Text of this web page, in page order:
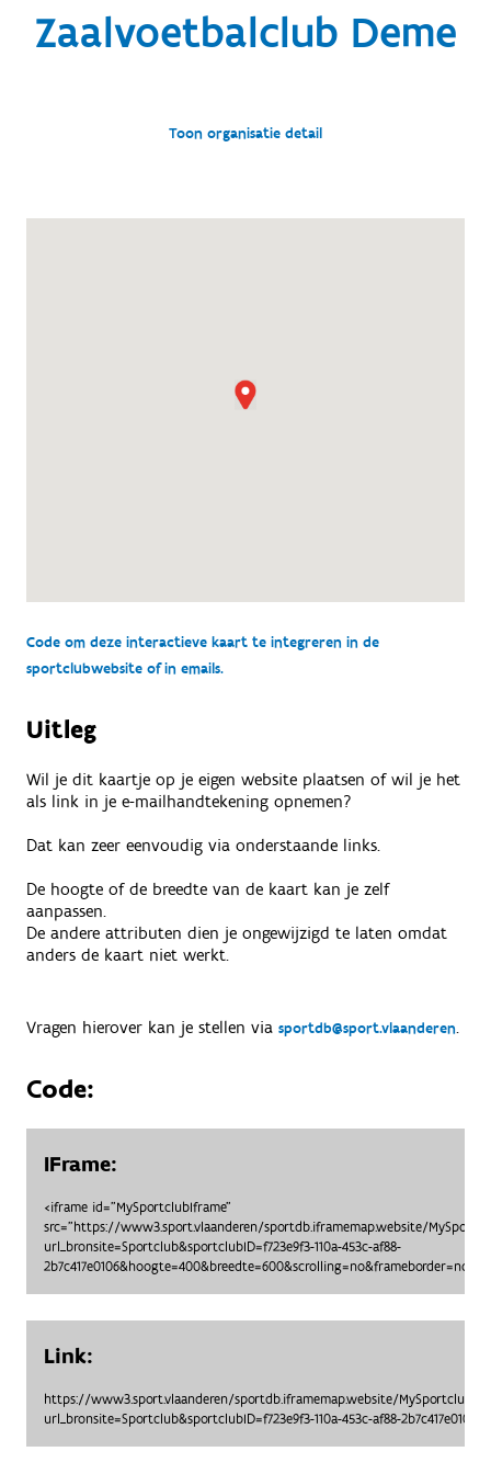
Zaalvoetbalclub Deme
Toon organisatie detail
Code om deze interactieve kaart te integreren in de
sportclubwebsite of in emails.
Uitleg
Wil je dit kaartje op je eigen website plaatsen of wil je het
als link in je e-mailhandtekening opnemen?
Dat kan zeer eenvoudig via onderstaande links.
De hoogte of de breedte van de kaart kan je zelf
aanpassen.
De andere attributen dien je ongewijzigd te laten omdat
anders de kaart niet werkt.
Vragen hierover kan je stellen via sportdb@sport.vlaanderen.
Code:
IFrame:
<iframe id="MySportclubIframe"
src="https://www3.sport.vlaanderen/sportdb.iframemap.website/
url_bronsite=Sportclub&sportclubID=f723e9f3-110a-453c-af88-
2b7c417e0106&hoogte=400&breedte=600&scrolling=no&frameborder=no">
Link:
https://www3.sport.vlaanderen/sportdb.iframemap.website/
url_bronsite=Sportclub&sportclubID=f723e9f3-110a-453c-af88-